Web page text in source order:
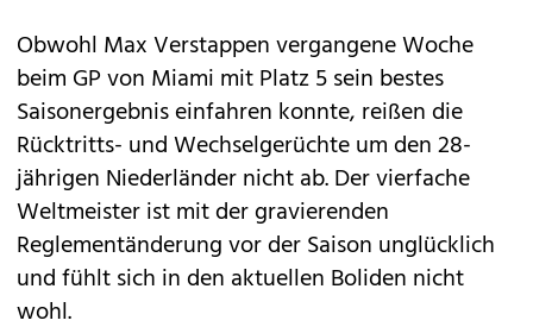
Obwohl Max Verstappen vergangene Woche
beim GP von Miami mit Platz 5 sein bestes
Saisonergebnis einfahren konnte, reißen die
Rücktritts- und Wechselgerüchte um den 28-
jährigen Niederländer nicht ab. Der vierfache
Weltmeister ist mit der gravierenden
Reglementänderung vor der Saison unglücklich
und fühlt sich in den aktuellen Boliden nicht
wohl.